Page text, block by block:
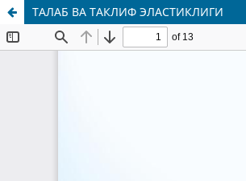
ТАЛАБ ВА ТАКЛИФ ЭЛАСТИКЛИГИ